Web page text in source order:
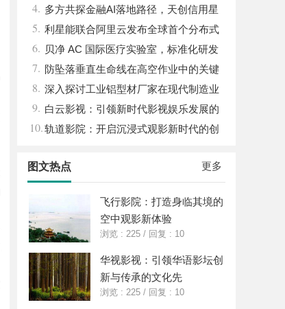
4. 多方共探金融AI落地路径，天创信用星
图AI助力产业金融智能升级
5. 利星能联合阿里云发布全球首个分布式
算电协同解决方案
6. 贝净 AC 国际医疗实验室，标准化研发
体系全解析
7. 防坠落垂直生命线在高空作业中的关键
应用与安全保障
8. 深入探讨工业铝型材厂家在现代制造业
中的重要角色与发展趋势
9. 白云影视：引领新时代影视娱乐发展的
先锋力量
10.轨道影院：开启沉浸式观影新时代的创
更多
图文热点
飞行影院：打造身临其境的
空中观影新体验
浏览 : 225 / 回复 : 10
华视影视：引领华语影坛创
新与传承的文化先
浏览 : 225 / 回复 : 10